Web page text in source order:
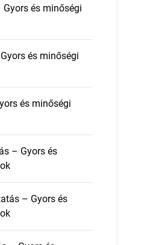
és minőségi
és minőségi
és minőségi
– Gyors és
– Gyors és